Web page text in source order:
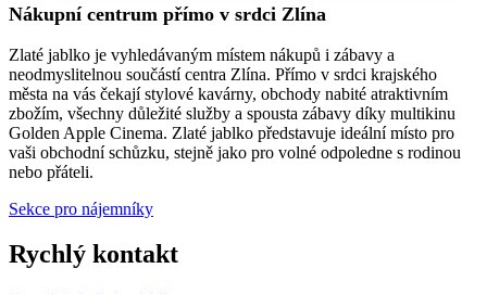
Nákupní centrum přímo v srdci Zlína
Zlaté jablko je vyhledávaným místem nákupů i zábavy a
neodmyslitelnou součástí centra Zlína. Přímo v srdci krajského
města na vás čekají stylové kavárny, obchody nabité atraktivním
zbožím, všechny důležité služby a spousta zábavy díky multikinu
Golden Apple Cinema. Zlaté jablko představuje ideální místo pro
vaši obchodní schůzku, stejně jako pro volné odpoledne s rodinou
nebo přáteli.
Sekce pro nájemníky
Rychlý kontakt